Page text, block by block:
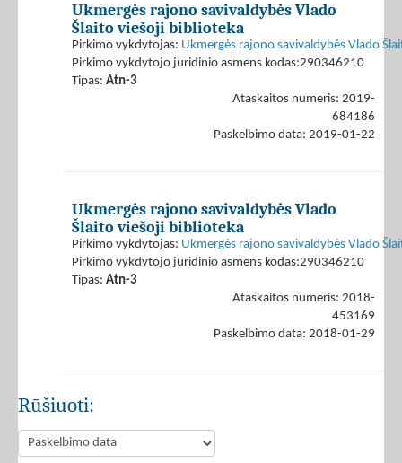
Ukmergės rajono savivaldybės Vlado
Šlaito viešoji biblioteka
Pirkimo vykdytojas: Ukmergės rajono savivaldybės Vlado
Pirkimo vykdytojo juridinio asmens kodas:290346210
Tipas: Atn-3
Ataskaitos numeris: 2019-
684186
Paskelbimo data: 2019-01-22
Ukmergės rajono savivaldybės Vlado
Šlaito viešoji biblioteka
Pirkimo vykdytojas: Ukmergės rajono savivaldybės Vlado
Pirkimo vykdytojo juridinio asmens kodas:290346210
Tipas: Atn-3
Ataskaitos numeris: 2018-
453169
Paskelbimo data: 2018-01-29
Rūšiuoti: